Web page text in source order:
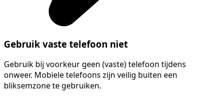
Gebruik vaste telefoon niet
Gebruik bij voorkeur geen (vaste) telefoon tijdens
onweer. Mobiele telefoons zijn veilig buiten een
bliksemzone te gebruiken.